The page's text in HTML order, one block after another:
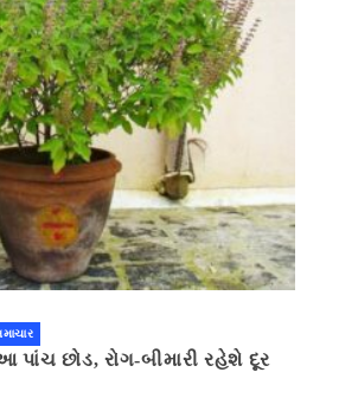
આ પાંચ છોડ, રોગ-બીમારી રહેશે દૂર